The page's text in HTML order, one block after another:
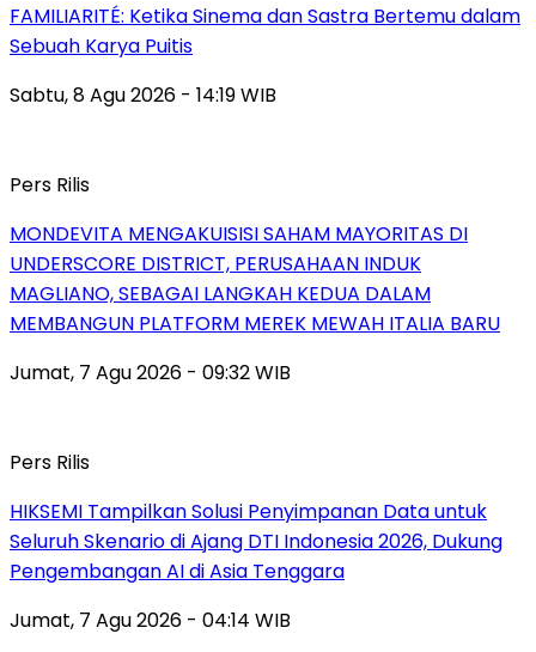
FAMILIARITÉ: Ketika Sinema dan Sastra Bertemu dalam
Sebuah Karya Puitis
Sabtu, 8 Agu 2026 - 14:19 WIB
Pers Rilis
MONDEVITA MENGAKUISISI SAHAM MAYORITAS DI
UNDERSCORE DISTRICT, PERUSAHAAN INDUK
MAGLIANO, SEBAGAI LANGKAH KEDUA DALAM
MEMBANGUN PLATFORM MEREK MEWAH ITALIA BARU
Jumat, 7 Agu 2026 - 09:32 WIB
Pers Rilis
HIKSEMI Tampilkan Solusi Penyimpanan Data untuk
Seluruh Skenario di Ajang DTI Indonesia 2026, Dukung
Pengembangan AI di Asia Tenggara
Jumat, 7 Agu 2026 - 04:14 WIB